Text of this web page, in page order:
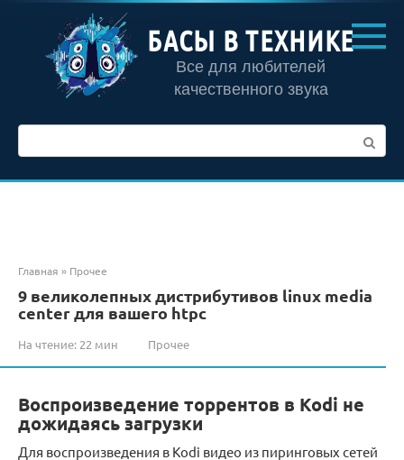
контенту
БАСЫ В ТЕХНИКЕ
Все для любителей
качественного звука
Главная » Прочее
9 великолепных дистрибутивов linux media
center для вашего htpc
На чтение: 22 мин Прочее
Воспроизведение торрентов в Kodi не
дожидаясь загрузки
Для воспроизведения в Kodi видео из пиринговых сетей